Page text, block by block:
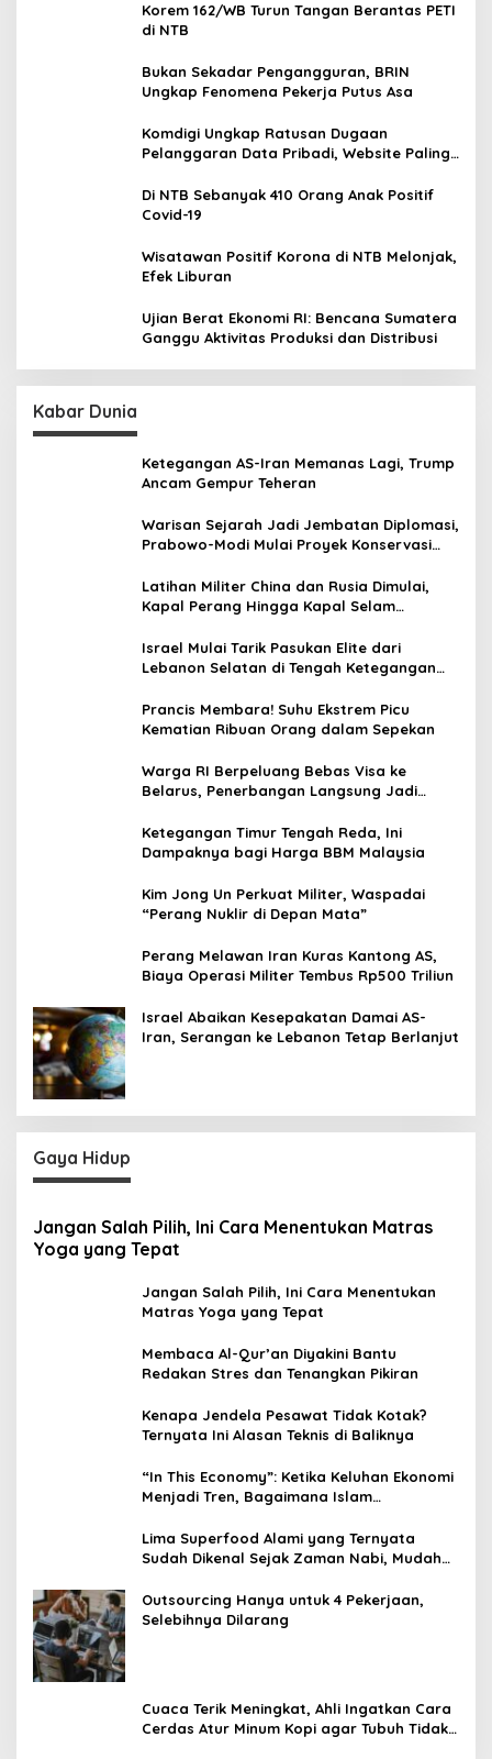
Korem 162/WB Turun Tangan Berantas PETI
di NTB
Bukan Sekadar Pengangguran, BRIN
Ungkap Fenomena Pekerja Putus Asa
Komdigi Ungkap Ratusan Dugaan
Pelanggaran Data Pribadi, Website Paling
Di NTB Sebanyak 410 Orang Anak Positif
Covid-19
Wisatawan Positif Korona di NTB Melonjak,
Efek Liburan
Ujian Berat Ekonomi RI: Bencana Sumatera
Ganggu Aktivitas Produksi dan Distribusi
Kabar Dunia
Ketegangan AS-Iran Memanas Lagi, Trump
Ancam Gempur Teheran
Warisan Sejarah Jadi Jembatan Diplomasi,
Prabowo-Modi Mulai Proyek Konservasi
Latihan Militer China dan Rusia Dimulai,
Kapal Perang Hingga Kapal Selam
Israel Mulai Tarik Pasukan Elite dari
Lebanon Selatan di Tengah Ketegangan
Prancis Membara! Suhu Ekstrem Picu
Kematian Ribuan Orang dalam Sepekan
Warga RI Berpeluang Bebas Visa ke
Belarus, Penerbangan Langsung Jadi
Ketegangan Timur Tengah Reda, Ini
Dampaknya bagi Harga BBM Malaysia
Kim Jong Un Perkuat Militer, Waspadai
“Perang Nuklir di Depan Mata”
Perang Melawan Iran Kuras Kantong AS,
Biaya Operasi Militer Tembus Rp500 Triliun
Israel Abaikan Kesepakatan Damai AS-
Iran, Serangan ke Lebanon Tetap Berlanjut
Gaya Hidup
Jangan Salah Pilih, Ini Cara Menentukan Matras
Yoga yang Tepat
Jangan Salah Pilih, Ini Cara Menentukan
Matras Yoga yang Tepat
Membaca Al-Qur’an Diyakini Bantu
Redakan Stres dan Tenangkan Pikiran
Kenapa Jendela Pesawat Tidak Kotak?
Ternyata Ini Alasan Teknis di Baliknya
“In This Economy”: Ketika Keluhan Ekonomi
Menjadi Tren, Bagaimana Islam
Lima Superfood Alami yang Ternyata
Sudah Dikenal Sejak Zaman Nabi, Mudah
Outsourcing Hanya untuk 4 Pekerjaan,
Selebihnya Dilarang
Cuaca Terik Meningkat, Ahli Ingatkan Cara
Cerdas Atur Minum Kopi agar Tubuh Tidak